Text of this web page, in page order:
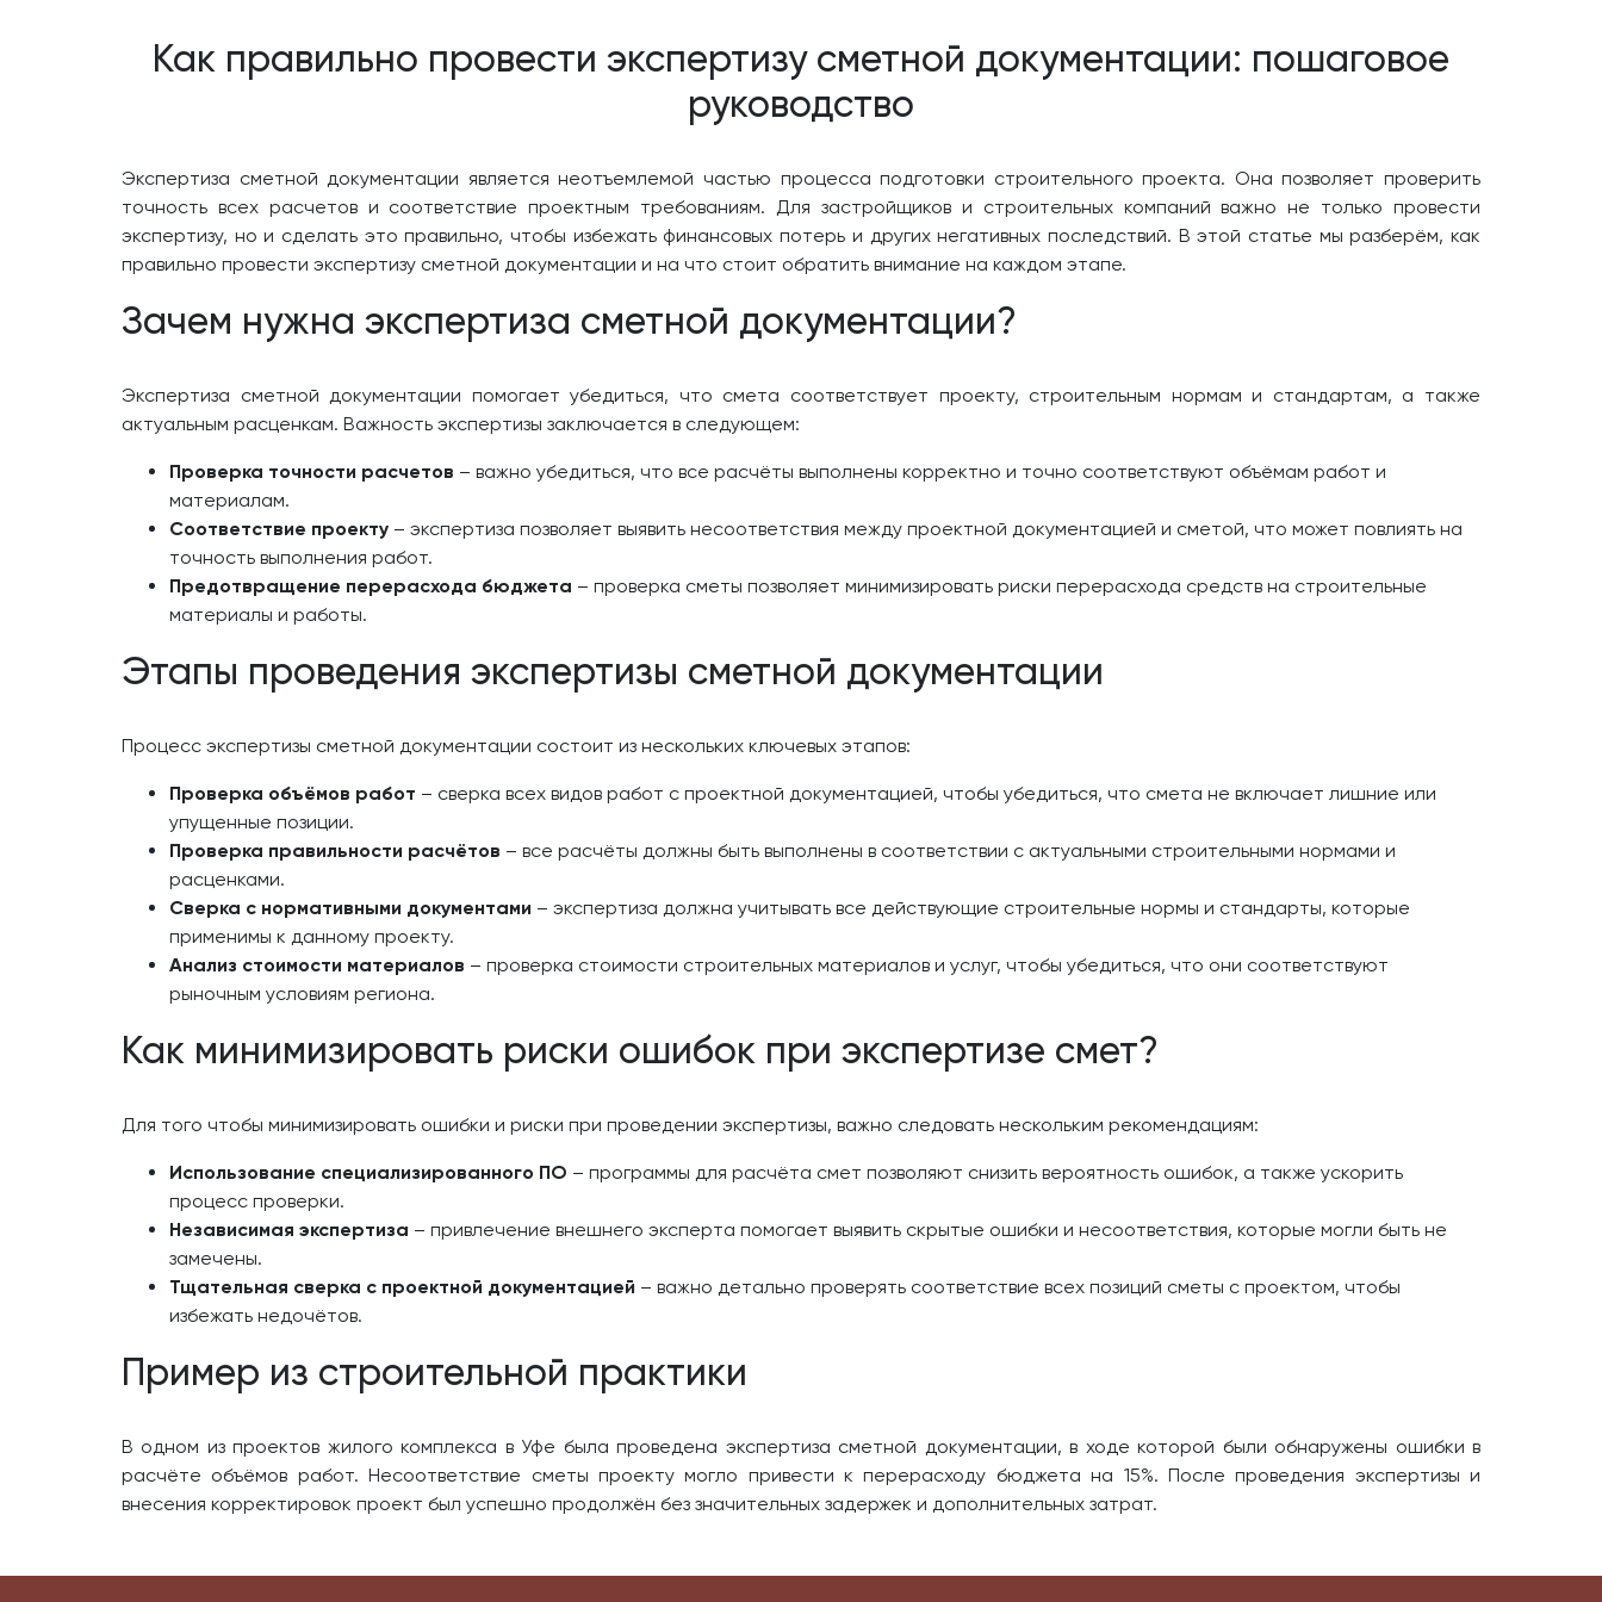
Как правильно провести экспертизу сметной документации: пошаговое
руководство
Экспертиза сметной документации является неотъемлемой частью процесса подготовки строительного проекта. Она позволяет проверить
точность всех расчетов и соответствие проектным требованиям. Для застройщиков и строительных компаний важно не только провести
экспертизу, но и сделать это правильно, чтобы избежать финансовых потерь и других негативных последствий. В этой статье мы разберём, как
правильно провести экспертизу сметной документации и на что стоит обратить внимание на каждом этапе.
Зачем нужна экспертиза сметной документации?
Экспертиза сметной документации помогает убедиться, что смета соответствует проекту, строительным нормам и стандартам, а также
актуальным расценкам. Важность экспертизы заключается в следующем:
Проверка точности расчетов – важно убедиться, что все расчёты выполнены корректно и точно соответствуют объёмам работ и
материалам.
Соответствие проекту – экспертиза позволяет выявить несоответствия между проектной документацией и сметой, что может повлиять на
точность выполнения работ.
Предотвращение перерасхода бюджета – проверка сметы позволяет минимизировать риски перерасхода средств на строительные
материалы и работы.
Этапы проведения экспертизы сметной документации
Процесс экспертизы сметной документации состоит из нескольких ключевых этапов:
Проверка объёмов работ – сверка всех видов работ с проектной документацией, чтобы убедиться, что смета не включает лишние или
упущенные позиции.
Проверка правильности расчётов – все расчёты должны быть выполнены в соответствии с актуальными строительными нормами и
расценками.
Сверка с нормативными документами – экспертиза должна учитывать все действующие строительные нормы и стандарты, которые
применимы к данному проекту.
Анализ стоимости материалов – проверка стоимости строительных материалов и услуг, чтобы убедиться, что они соответствуют
рыночным условиям региона.
Как минимизировать риски ошибок при экспертизе смет?
Для того чтобы минимизировать ошибки и риски при проведении экспертизы, важно следовать нескольким рекомендациям:
Использование специализированного ПО – программы для расчёта смет позволяют снизить вероятность ошибок, а также ускорить
процесс проверки.
Независимая экспертиза – привлечение внешнего эксперта помогает выявить скрытые ошибки и несоответствия, которые могли быть не
замечены.
Тщательная сверка с проектной документацией – важно детально проверять соответствие всех позиций сметы с проектом, чтобы
избежать недочётов.
Пример из строительной практики
В одном из проектов жилого комплекса в Уфе была проведена экспертиза сметной документации, в ходе которой были обнаружены ошибки в
расчёте объёмов работ. Несоответствие сметы проекту могло привести к перерасходу бюджета на 15%. После проведения экспертизы и
внесения корректировок проект был успешно продолжён без значительных задержек и дополнительных затрат.